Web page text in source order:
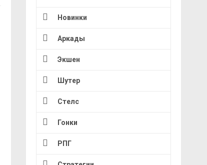
Новинки
Аркады
Экшен
Шутер
Стелс
Гонки
РПГ